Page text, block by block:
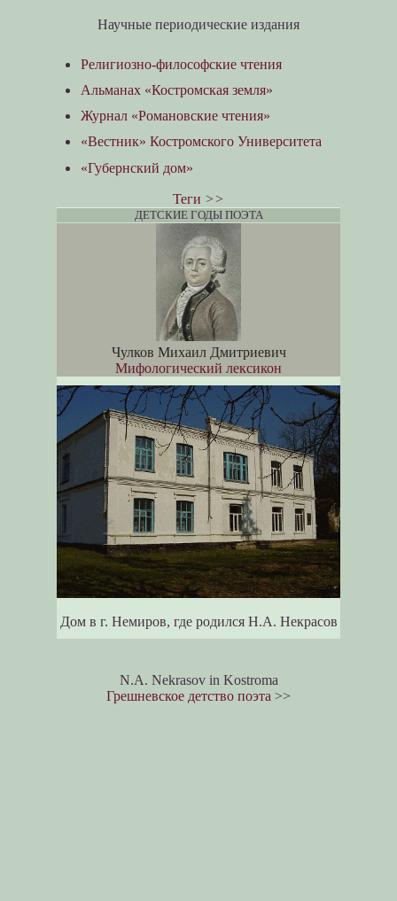
Научные периодические издания
Религиозно-философские чтения
Альманах «Костромская земля»
Журнал «Романовские чтения»
«Вестник» Костромского Университета
«Губернский дом»
Теги >>
ДЕТСКИЕ ГОДЫ ПОЭТА
Чулков Михаил Дмитриевич
Мифологический лексикон
Дом в г. Немиров, где родился Н.А. Некрасов
N.A. Nekrasov in Kostroma
Грешневское детство поэта >>